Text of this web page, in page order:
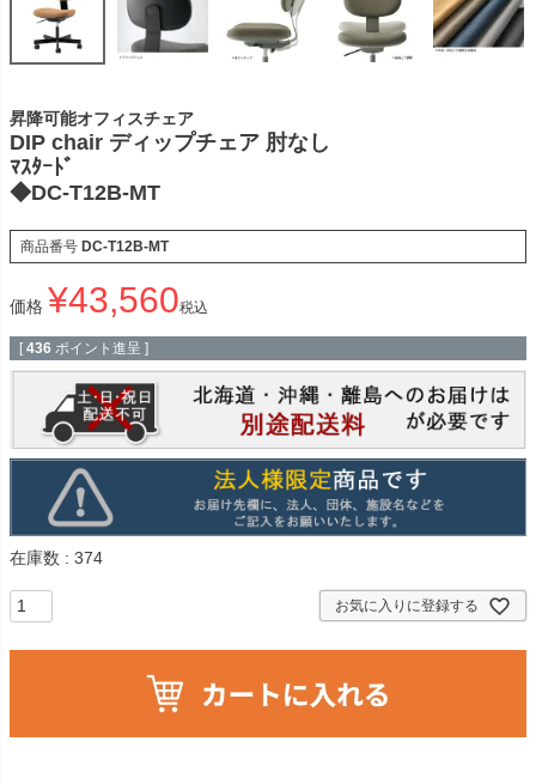
昇降可能オフィスチェア
DIP chair ディップチェア 肘なし
ﾏｽﾀｰﾄﾞ
◆DC-T12B-MT
商品番号 DC-T12B-MT
価格 ¥43,560税込
[ 436 ポイント進呈 ]
在庫数 374
お気に入りに登録する